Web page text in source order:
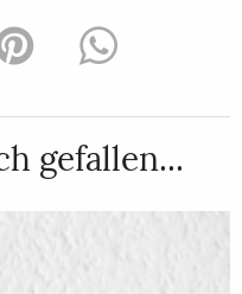
gefallen...